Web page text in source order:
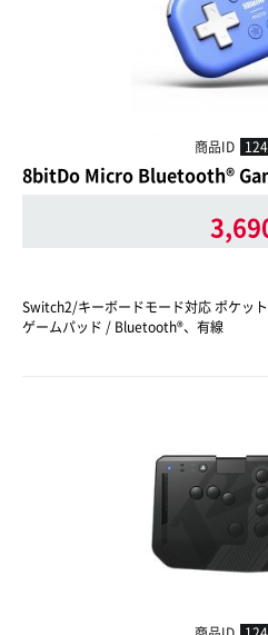
商品ID
8bitDo Micro Bluetooth®
Switch2/キーボードモード対応 ポケッ
ゲームパッド / Bluetooth®、有線